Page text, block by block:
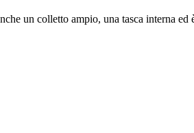
un colletto ampio, una tasca interna